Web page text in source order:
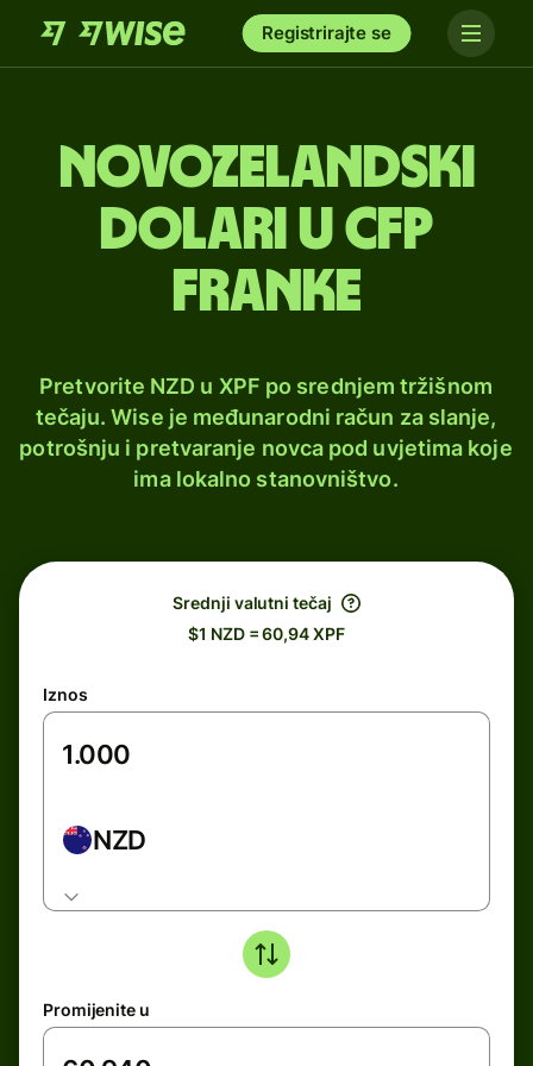
Registrirajte se
Novozelandski
dolari u CFP
franke
Pretvorite NZD u XPF po srednjem tržišnom
tečaju. Wise je međunarodni račun za slanje,
potrošnju i pretvaranje novca pod uvjetima koje
ima lokalno stanovništvo.
Srednji valutni tečaj
$1 NZD = 60,94 XPF
Iznos
NZD
Promijenite u